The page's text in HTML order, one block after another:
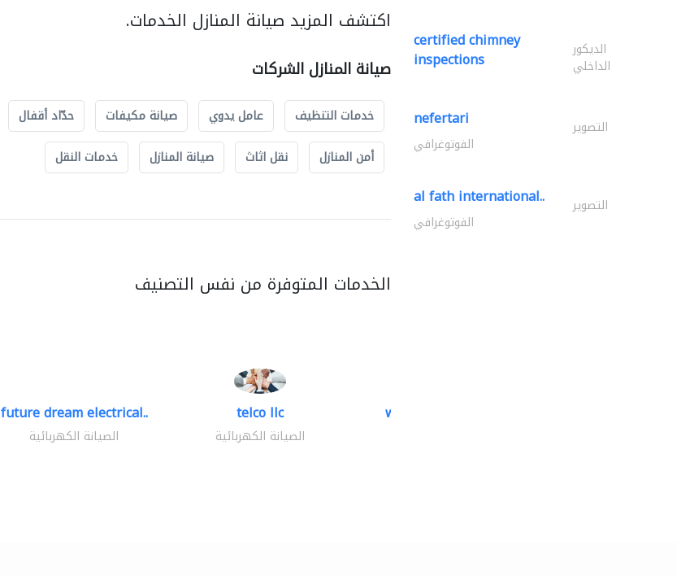
اكتشف المزيد صيانة المنازل الخدمات.
صيانة المنازل الشركات
خدمات التنظيف عامل يدوي صيانة مكيفات حدّاد أقفال
أمن المنازل
نقل اثاث صيانة المنازل خدمات النقل
الخدمات المتوفرة من نفس التصنيف
future dream electrical..
الصيانة الكهربائية
telco llc
الصيانة الكهربائية
white arch general..
certified chimney
inspections الديكور
الداخلي
nefertari التصوير
الفوتوغرافي
al fath international.. التصوير
الفوتوغرافي